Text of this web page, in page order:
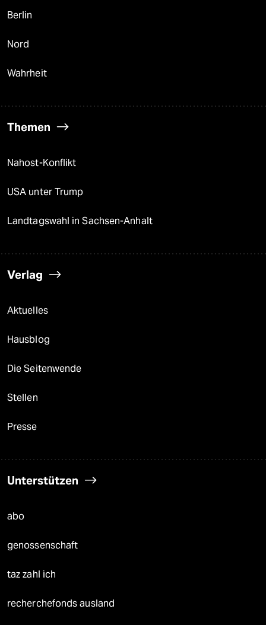
Berlin
Nord
Wahrheit
Themen
Nahost-Konflikt
USA unter Trump
Landtagswahl in Sachsen-Anhalt
Verlag
Aktuelles
Hausblog
Die Seitenwende
Stellen
Presse
Unterstützen
abo
genossenschaft
taz zahl ich
recherchefonds ausland